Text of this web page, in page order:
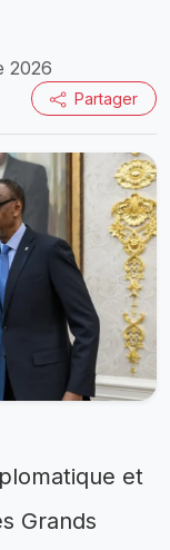
2026
Partager
et
Grands